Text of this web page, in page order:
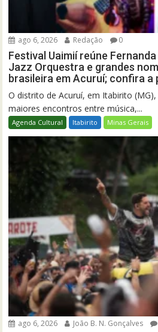
ago 6, 2026 Redação 0
Festival Uaimií reúne
Jazz Orquestra e grandes
brasileira em Acuruí; confira a
O distrito de Acuruí, em Itabirito
maiores encontros entre música,...
Agenda Cultural Itabirito Minas Gerais
ago 6, 2026 João B. N. Gonçalves